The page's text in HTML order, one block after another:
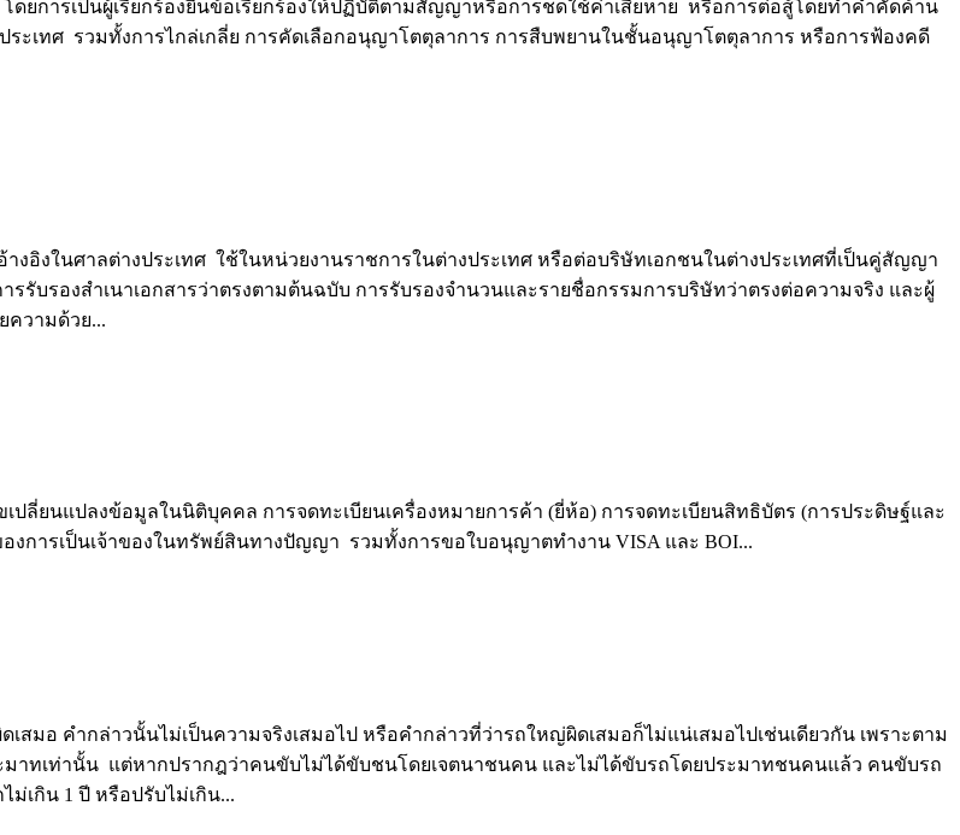
ารเป็นผู้เรียกร้องยื่นข้อเรียกร้องให้ปฏิบัติตามสัญญาหรือการชดใช้ค่าเสียหาย หรือการต่อสู้โดยทำคำคัดค้าน
ระเทศ รวมทั้งการไกล่เกลี่ย การคัดเลือกอนุญาโตตุลาการ การสืบพยานในชั้นอนุญาโตตุลาการ หรือการฟ้องคดี
อิงในศาลต่างประเทศ ใช้ในหน่วยงานราชการในต่างประเทศ หรือต่อบริษัทเอกชนในต่างประเทศที่เป็นคู่สัญญา
รับรองสำเนาเอกสารว่าตรงตามต้นฉบับ การรับรองจำนวนและรายชื่อกรรมการบริษัทว่าตรงต่อความจริง และผู้
ความด้วย...
ยนแปลงข้อมูลในนิติบุคคล การจดทะเบียนเครื่องหมายการค้า (ยี่ห้อ) การจดทะเบียนสิทธิบัตร (การประดิษฐ์และ
การเป็นเจ้าของในทรัพย์สินทางปัญญา รวมทั้งการขอใบอนุญาตทำงาน VISA และ BOI...
ำกล่าวนั้นไม่เป็นความจริงเสมอไป หรือคำกล่าวที่ว่ารถใหญ่ผิดเสมอก็ไม่แน่เสมอไปเช่นเดียวกัน เพราะตาม
าทเท่านั้น แต่หากปรากฎว่าคนขับไม่ได้ขับชนโดยเจตนาชนคน และไม่ได้ขับรถโดยประมาทชนคนแล้ว คนขับรถ
เกิน 1 ปี หรือปรับไม่เกิน...